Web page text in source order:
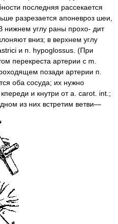
последняя рассекается
разрезается апоневроз шеи,
нижнем углу раны прохо- дит
вниз; в верхнем углу
и п. hypoglossus. (При
перекреста артерии с m.
позади артерии п.
оба сосуда; их нужно
и кнутри от a. carot. int.;
из них встретим ветви—